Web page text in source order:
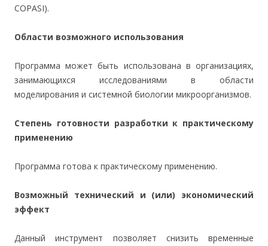
COPASI).
Области возможного использования
Программа может быть использована в организациях,
занимающихся исследованиями в области
моделирования и системной биологии микроорганизмов.
Степень готовности разработки к практическому
применению
Программа готова к практическому применению.
Возможный технический и (или) экономический
эффект
Данный инструмент позволяет снизить временные